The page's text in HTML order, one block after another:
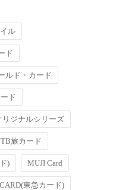
ル
ド
ルド・カード
ド
リジナルシリーズ
旅カード
) MUJI Card
東急カード)